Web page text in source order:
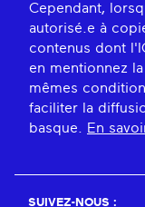
Cependant,
autorisé.e à
contenus dont
en mentionnez
mêmes
faciliter la
basque.
En
SUIVEZ-NOUS :